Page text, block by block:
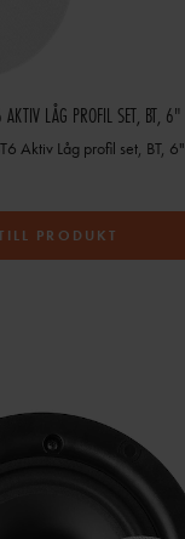
AKTIV LÅG PROFIL SET, BT, 6"
Aktiv Låg profil set, BT, 6"
PRODUKT